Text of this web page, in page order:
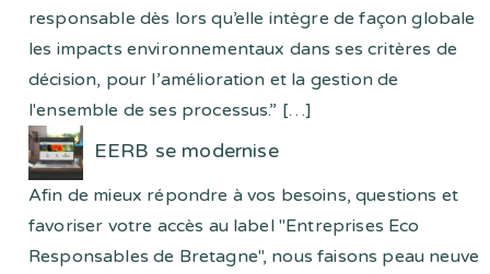
responsable dès lors qu’elle intègre de façon globale
les impacts environnementaux dans ses critères de
décision, pour l’amélioration et la gestion de
l'ensemble de ses processus.” […]
EERB se modernise
Afin de mieux répondre à vos besoins, questions et
favoriser votre accès au label "Entreprises Eco
Responsables de Bretagne", nous faisons peau neuve